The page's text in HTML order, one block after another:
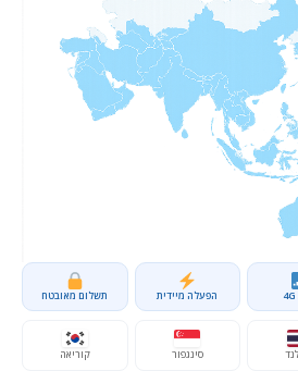
4G הפעלה מיידית תשלום מאובטח
סינגפור קוריאה